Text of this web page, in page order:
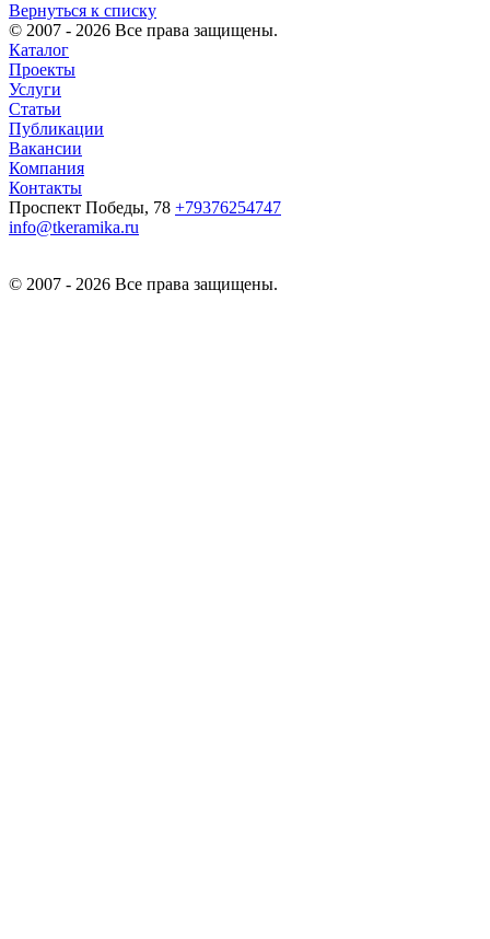
Вернуться к списку
© 2007 - 2026 Все права защищены.
Каталог
Проекты
Услуги
Статьи
Публикации
Вакансии
Компания
Контакты
Проспект Победы, 78 +79376254747
info@tkeramika.ru
© 2007 - 2026 Все права защищены.